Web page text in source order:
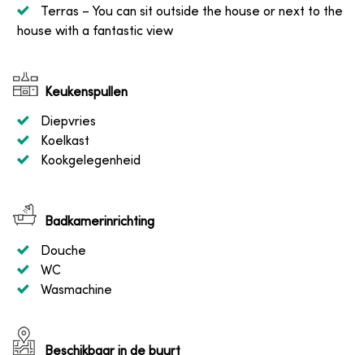
Terras – You can sit outside the house or next to the
house with a fantastic view
Keukenspullen
Diepvries
Koelkast
Kookgelegenheid
Badkamerinrichting
Douche
WC
Wasmachine
Beschikbaar in de buurt